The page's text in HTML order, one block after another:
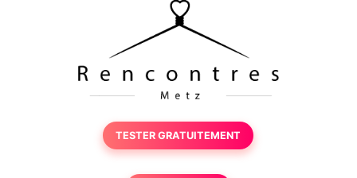
TESTER GRATUITEMENT